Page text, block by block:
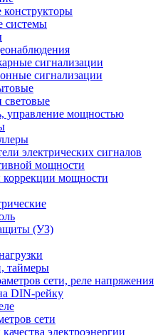
системы
сигнализации
сигнализации
управление мощностью
электрических сигналов
мощности
коррекции мощности
(УЗ)
таймеры
сети, реле напряжения
DIN-рейку
сети
электроэнергии